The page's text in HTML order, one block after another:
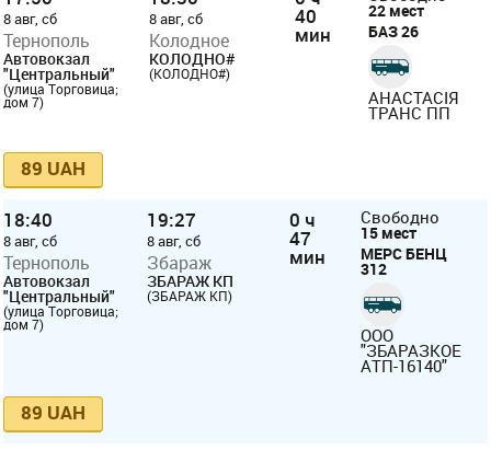
8 авг, сб
Тернополь
Автовокзал
"Центральный"
(улица Торговица;
дом 7)
8 авг, сб
Колодное
КОЛОДНО#
(КОЛОДНО#)
40
мин
22 мест
БАЗ 26
АНАСТАСІЯ
ТРАНС ПП
89 UAH
18:40
8 авг, сб
Тернополь
Автовокзал
"Центральный"
(улица Торговица;
дом 7)
19:27
8 авг, сб
Збараж
ЗБАРАЖ КП
(ЗБАРАЖ КП)
0 ч
47
мин
Свободно
15 мест
МЕРС БЕНЦ
312
ООО
"ЗБАРАЗКОЕ
АТП-16140"
89 UAH